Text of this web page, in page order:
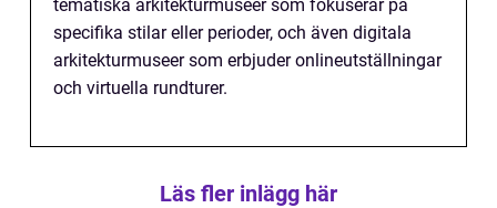
tematiska arkitekturmuseer som fokuserar på
specifika stilar eller perioder, och även digitala
arkitekturmuseer som erbjuder onlineutställningar
och virtuella rundturer.
Läs fler inlägg här